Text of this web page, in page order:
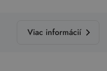
Viac informácií